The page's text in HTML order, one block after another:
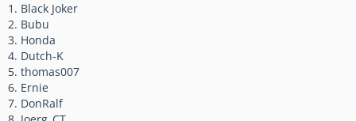
1. Black Joker
2. Bubu
3. Honda
4. Dutch-K
5. thomas007
6. Ernie
7. DonRalf